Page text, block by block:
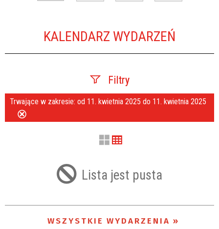
KALENDARZ WYDARZEŃ
Filtry
Szukana fraza
Trwające w zakresie
—
Trwające w zakresie: od 11. kwietnia 2025 do 11. kwietnia 2025
Lista jest pusta
WSZYSTKIE WYDARZENIA